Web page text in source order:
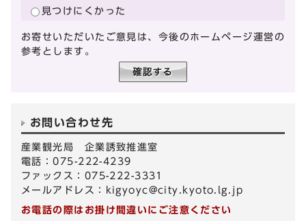
見つけにくかった
お寄せいただいたご意見は、今後のホームページ運営の
参考とします。
お問い合わせ先
産業観光局 企業誘致推進室
電話：075-222-4239
ファックス：075-222-3331
メールアドレス： kigyoyc@city.kyoto.lg.jp
お電話の際はお掛け間違いにご注意ください